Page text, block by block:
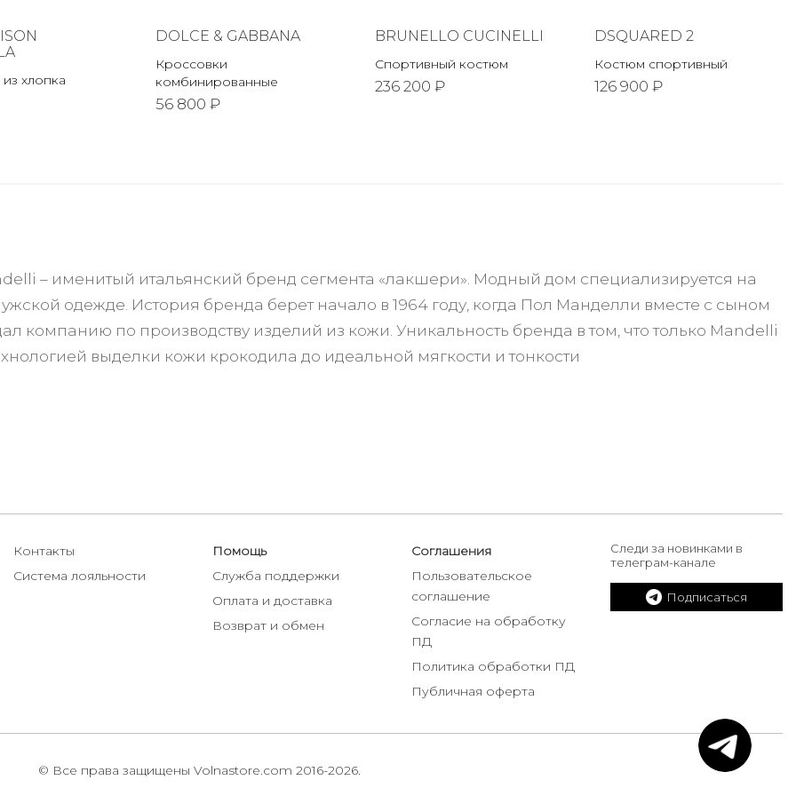
хлопка
DOLCE & GABBANA
Кроссовки
комбинированные
56 800 ₽
BRUNELLO CUCINELLI
Спортивный костюм
236 200 ₽
DSQUARED 2
Костюм спортивный
126 900 ₽
– именитый итальянский бренд сегмента «лакшери». Модный дом специализируется на
одежде. История бренда берет начало в 1964 году, когда Пол Манделли вместе с сыном
компанию по производству изделий из кожи. Уникальность бренда в том, что только Mandelli
выделки кожи крокодила до идеальной мягкости и тонкости
Контакты
Система лояльности
Помощь
Служба поддержки
Оплата и доставка
Возврат и обмен
Соглашения
Пользовательское
соглашение
Согласие на обработку
ПД
Политика обработки ПД
Публичная оферта
Следи за новинками в
телеграм-канале
Подписаться
© Все права защищены Volnastore.com 2016-2026.